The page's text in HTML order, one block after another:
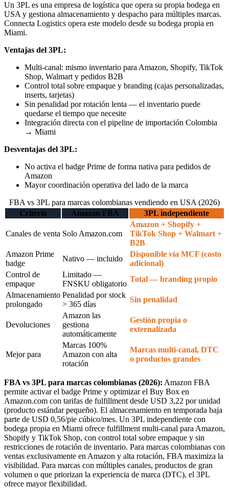
Un 3PL es una empresa de logística que opera su propia bodega en
USA y gestiona almacenamiento y despacho para múltiples marcas.
Connecta Logistics opera este modelo desde su bodega propia en
Miami.
Ventajas del 3PL:
Multi-canal: mismo inventario para Amazon, Shopify, TikTok
Shop, Walmart y pedidos B2B
Control total sobre empaque y branding (cajas personalizadas,
inserts, tarjetas)
Sin penalidad por rotación lenta — el inventario puede
quedarse el tiempo que necesite
Integración directa con el pipeline de importación Colombia
→ Miami
Desventajas del 3PL:
No activa el badge Prime de forma nativa para pedidos de
Amazon
Mayor coordinación operativa del lado de la marca
FBA vs 3PL para marcas colombianas vendiendo en USA (2026)
Criterio
Amazon FBA 3PL independiente
Canales de venta Solo Amazon.com
Amazon + Shopify +
TikTok Shop + Walmart +
B2B
Amazon Prime
badge
Nativo — incluido
Disponible vía MCF (costo
adicional)
Control de
empaque
Limitado —
FNSKU obligatorio
Total — branding propio
Almacenamiento
prolongado
Penalidad por stock
> 365 días
Sin penalidad
Devoluciones
Amazon las
gestiona
automáticamente
Gestión propia o
externalizada
Mejor para
Marcas 100%
Amazon con alta
rotación
Marcas multi-canal, DTC
o productos grandes
FBA vs 3PL para marcas colombianas (2026): Amazon FBA
permite activar el badge Prime y optimizar el Buy Box en
Amazon.com con tarifas de fulfillment desde USD 3,22 por unidad
(producto estándar pequeño). El almacenamiento en temporada baja
parte de USD 0,56/pie cúbico/mes. Un 3PL independiente con
bodega propia en Miami ofrece fulfillment multi-canal para Amazon,
Shopify y TikTok Shop, con control total sobre empaque y sin
restricciones de rotación de inventario. Para marcas colombianas con
ventas exclusivamente en Amazon y alta rotación, FBA maximiza la
visibilidad. Para marcas con múltiples canales, productos de gran
volumen o que priorizan la experiencia de marca (DTC), el 3PL
ofrece mayor flexibilidad.